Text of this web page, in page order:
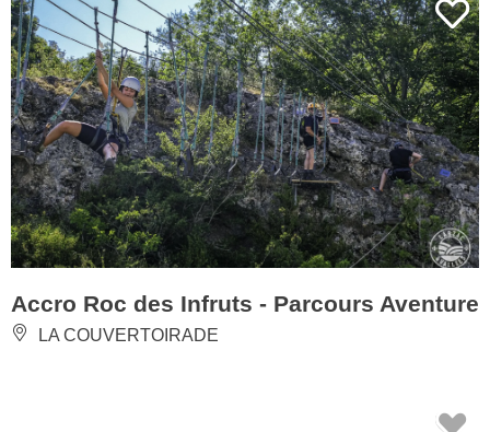
Accro Roc des Infruts - Parcours Aventure
LA COUVERTOIRADE